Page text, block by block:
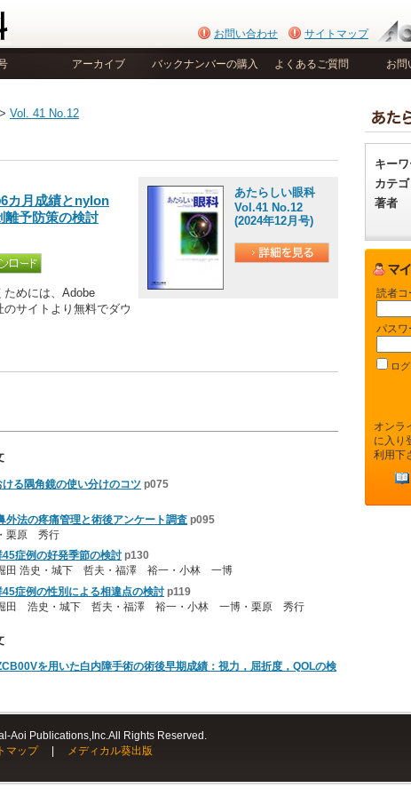
お問い合わせ サイトマップ
アーカイブ バックナンバーの購入 よくあるご質問 お問
> Vol. 41 No.12
あたらしい眼科
Vol.41 No.12
(2024年12月号)
カ月成績とnylon
予防策の検討
ためには、Adobe
のサイトより無料でダウ
る隅角鏡の使い分けのコツ p075
外法の疼痛管理と術後アンケート調査 p095
栗原 秀行
症例の好発季節の検討 p130
田 浩史・城下 哲夫・福澤 裕一・小林 一博
症例の性別による相違点の検討 p119
田 浩史・城下 哲夫・福澤 裕一・小林 一博・栗原 秀行
を用いた白内障手術の術後早期成績：視力，屈折度，QOLの検
キー
カテゴ
著者
読者コ
パスワ
ロ
オンラ
に入り
利用下
Aoi Publications,Inc.All Rights Reserved.
マップ| メディカル葵出版